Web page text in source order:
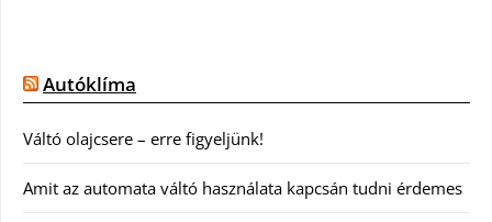
Autóklíma
Váltó olajcsere – erre figyeljünk!
Amit az automata váltó használata kapcsán tudni érdemes